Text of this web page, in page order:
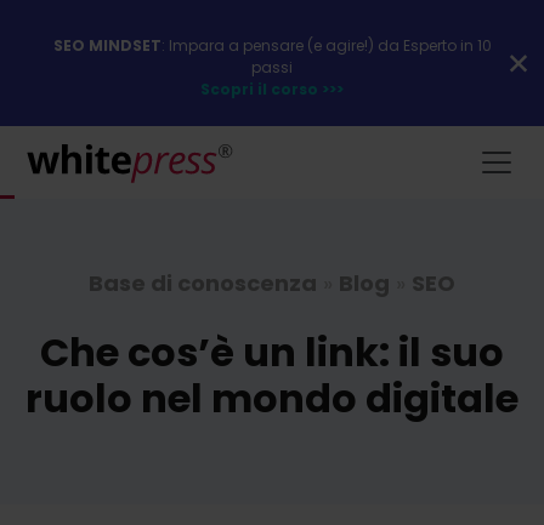
SEO MINDSET: Impara a pensare (e agire!) da Esperto in 10
passi
Scopri il corso >>>
Base di conoscenza Blog SEO
Che cos’è un link: il suo
ruolo nel mondo digitale